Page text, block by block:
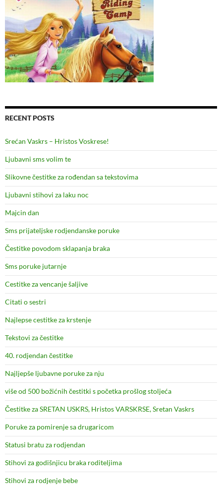
RECENT POSTS
Srećan Vaskrs – Hristos Voskrese!
Ljubavni sms volim te
Slikovne čestitke za rođendan sa tekstovima
Ljubavni stihovi za laku noc
Majcin dan
Sms prijateljske rodjendanske poruke
Čestitke povodom sklapanja braka
Sms poruke jutarnje
Cestitke za vencanje šaljive
Citati o sestri
Najlepse cestitke za krstenje
Tekstovi za čestitke
40. rodjendan čestitke
Najljepše ljubavne poruke za nju
više od 500 božićnih čestitki s početka prošlog stoljeća
Čestitke za SRETAN USKRS, Hristos VARSKRSE, Sretan Vaskrs
Poruke za pomirenje sa drugaricom
Statusi bratu za rodjendan
Stihovi za godišnjicu braka roditeljima
Stihovi za rodjenje bebe